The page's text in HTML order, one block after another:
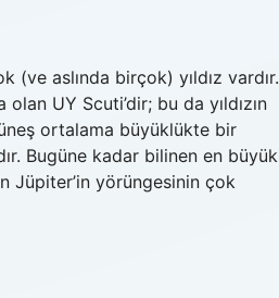
(ve aslında birçok) yıldız vardır.
UY Scuti’dir; bu da yıldızın
ortalama büyüklükte bir
Bugüne kadar bilinen en büyük
Jüpiter’in yörüngesinin çok